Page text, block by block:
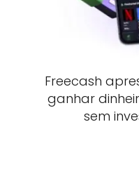
Freecash
ganhar
sem